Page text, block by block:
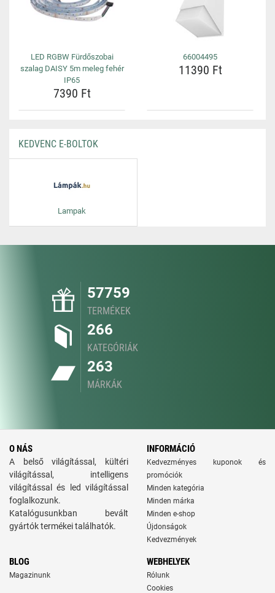
LED RGBW Fürdőszobai
szalag DAISY 5m meleg fehér
IP65
7390 Ft
66004495
11390 Ft
KEDVENC E-BOLTOK
Lampak
57759
TERMÉKEK
266
KATEGÓRIÁK
263
MÁRKÁK
O NÁS
A belső világítással, kültéri
világítással, intelligens
világítással és led világítással
foglalkozunk.
Katalógusunkban bevált
gyártók termékei találhatók.
INFORMÁCIÓ
Kedvezményes kuponok és
promóciók
Minden kategória
Minden márka
Minden e-shop
Újdonságok
Kedvezmények
BLOG
Magazinunk
WEBHELYEK
Rólunk
Cookies